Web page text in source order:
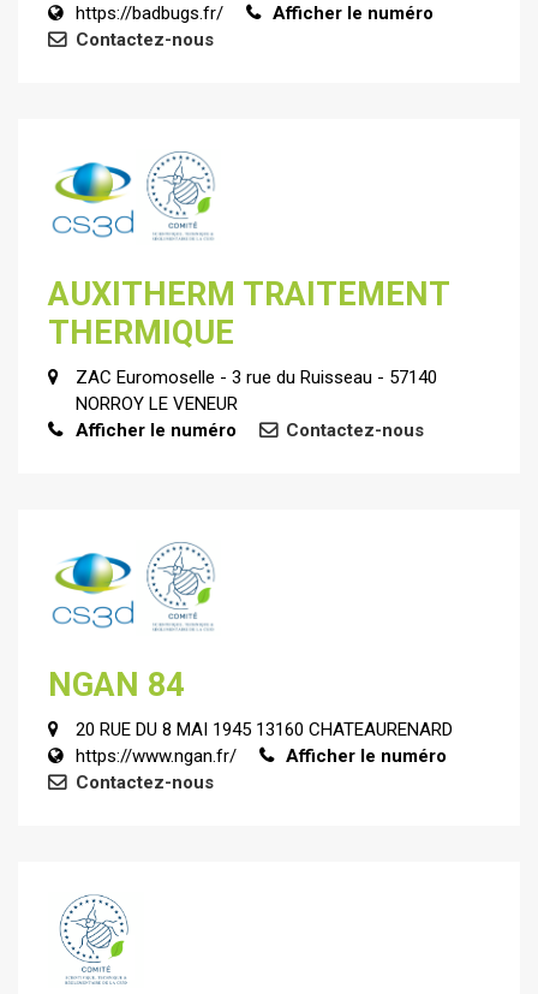
https://badbugs.fr/
Afficher le numéro
Contactez-nous
AUXITHERM TRAITEMENT
THERMIQUE
ZAC Euromoselle - 3 rue du Ruisseau - 57140
NORROY LE VENEUR
Afficher le numéro
Contactez-nous
NGAN 84
20 RUE DU 8 MAI 1945 13160 CHATEAURENARD
https://www.ngan.fr/
Afficher le numéro
Contactez-nous